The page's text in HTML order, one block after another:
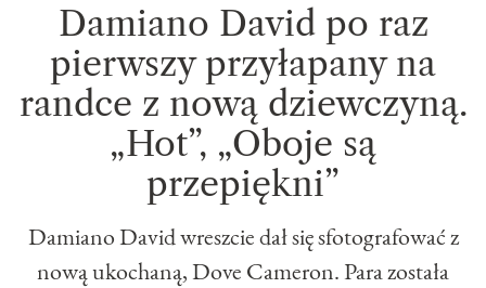
Damiano David po raz
pierwszy przyłapany na
randce z nową dziewczyną.
„Hot”, „Oboje są
przepiękni”
Damiano David wreszcie dał się sfotografować z
nową ukochaną, Dove Cameron. Para została